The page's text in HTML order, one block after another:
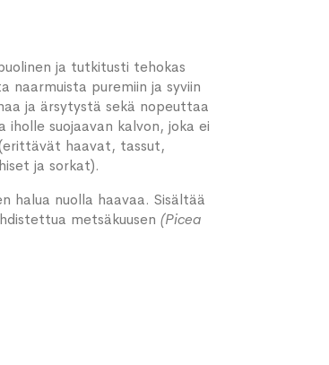
ja tutkitusti tehokas
naarmuista puremiin ja syviin
ja ärsytystä sekä nopeuttaa
iholle suojaavan kalvon, joka ei
haavat, tassut,
ja sorkat).
halua nuolla haavaa. Sisältää
metsäkuusen (Picea